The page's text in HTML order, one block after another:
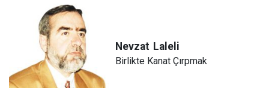
Nevzat Laleli
Birlikte Kanat Çırpmak